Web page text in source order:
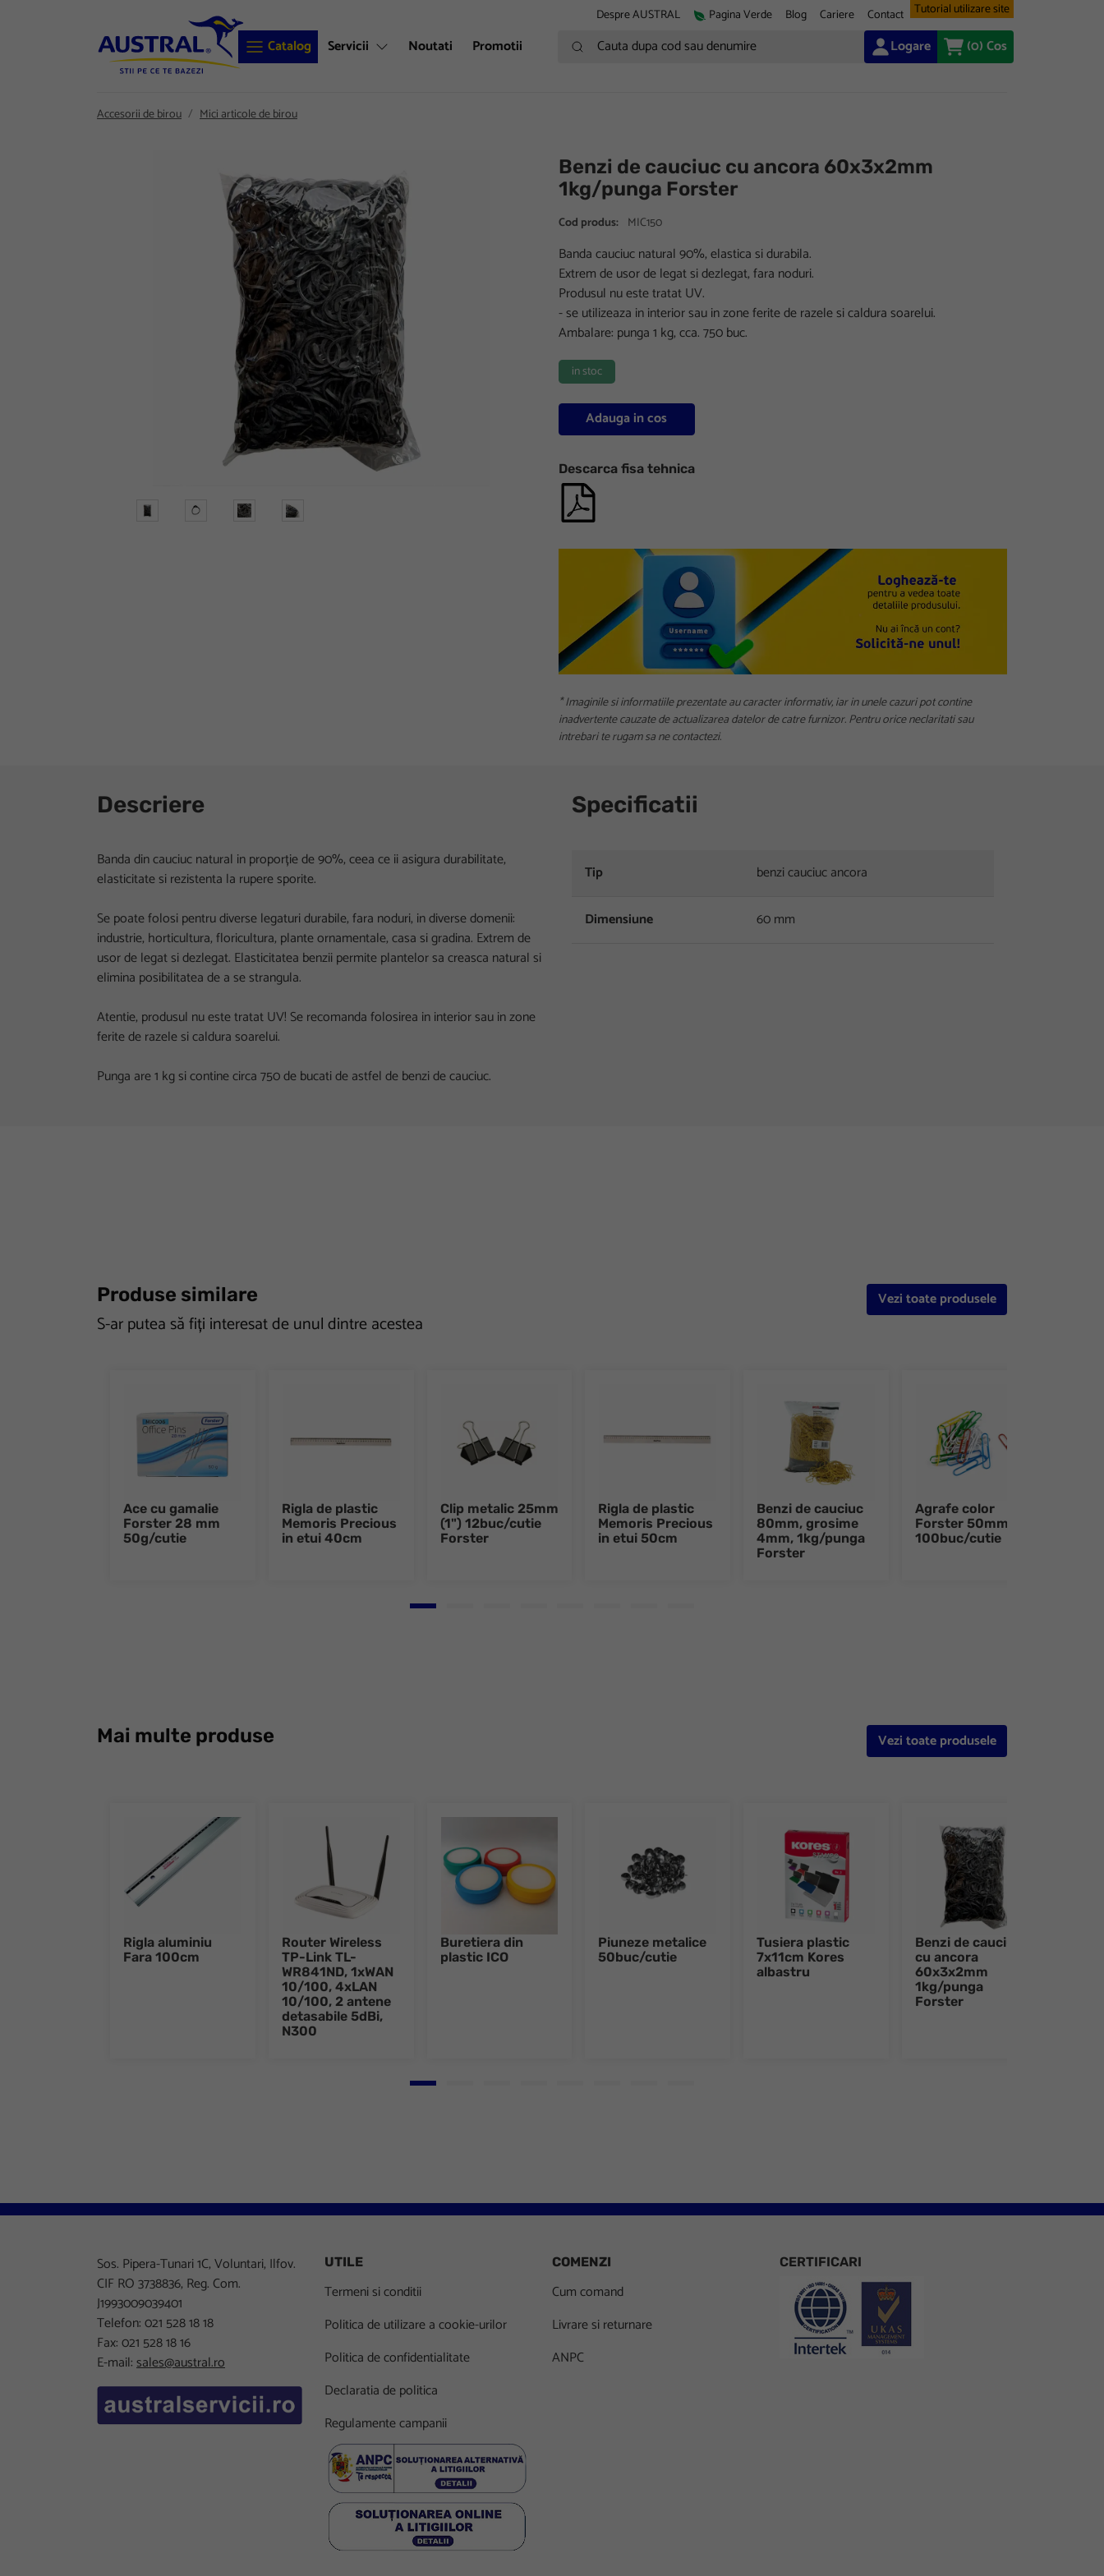
Despre AUSTRAL Pagina Verde Blog Cariere Contact Tutorial utilizare site
Catalog Servicii Noutati Promotii Cauta dupa cod sau denumire Logare (0)Cos
Accesorii de birou Mici articole de birou
Benzi de cauciuc cu ancora 60x3x2mm
1kg/punga Forster
Cod produs: MIC150
Banda cauciuc natural 90%, elastica si durabila.
Extrem de usor de legat si dezlegat, fara noduri.
Produsul nu este tratat UV.
- se utilizeaza in interior sau in zone ferite de razele si caldura soarelui.
Ambalare: punga 1 kg, cca. 750 buc.
in stoc
Adauga in cos
Descarca fisa tehnica
* Imaginile si informatiile prezentate au caracter informativ, iar in unele cazuri pot contine
inadvertente cauzate de actualizarea datelor de catre furnizor. Pentru orice neclaritati sau
intrebari te rugam sa ne contactezi.
Descriere
Banda din cauciuc natural in proporție de 90%, ceea ce ii asigura durabilitate,
elasticitate si rezistenta la rupere sporite.
Se poate folosi pentru diverse legaturi durabile, fara noduri, in diverse domenii:
industrie, horticultura, floricultura, plante ornamentale, casa si gradina. Extrem de
usor de legat si dezlegat. Elasticitatea benzii permite plantelor sa creasca natural si
elimina posibilitatea de a se strangula.
Atentie, produsul nu este tratat UV! Se recomanda folosirea in interior sau in zone
ferite de razele si caldura soarelui.
Punga are 1 kg si contine circa 750 de bucati de astfel de benzi de cauciuc.
Specificatii
Tip benzi cauciuc ancora
Dimensiune 60 mm
Produse similare
S-ar putea să fiți interesat de unul dintre acestea
Vezi toate produsele
Ace cu gamalie
Forster 28 mm
50g/cutie
Rigla de plastic
Memoris Precious
in etui 40cm
Clip metalic 25mm
(1") 12buc/cutie
Forster
Rigla de plastic
Memoris Precious
in etui 50cm
Benzi de cauciuc
80mm, grosime
4mm, 1kg/punga
Forster
Agrafe color
Forster 50mm
100buc/cutie
Go to slide 1
Mai multe produse Vezi toate produsele
Rigla aluminiu
Fara 100cm
Router Wireless
TP-Link TL-
WR841ND, 1xWAN
10/100, 4xLAN
10/100, 2 antene
detasabile 5dBi,
N300
Buretiera din
plastic ICO
Piuneze metalice
50buc/cutie
Tusiera plastic
7x11cm Kores
albastru
Benzi de cauciuc
cu ancora
60x3x2mm
1kg/punga
Forster
Go to slide 1
Sos. Pipera-Tunari 1C, Voluntari, Ilfov.
CIF RO 3738836, Reg. Com.
J1993009039401
Telefon: 021 528 18 18
Fax: 021 528 18 16
E-mail:sales@austral.ro
UTILE
Termeni si conditii
Politica de utilizare a cookie-urilor
Politica de confidentialitate
Declaratia de politica
Regulamente campanii
COMENZI
Cum comand
Livrare si returnare
ANPC
CERTIFICARI